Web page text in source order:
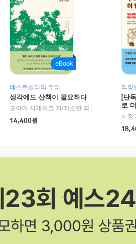
베스트셀러의 뿌리
생각에도 산책이 필요하다
도야마 시게히코 저/지소연 역
알에이치코리
14,400원
직장
[단
로